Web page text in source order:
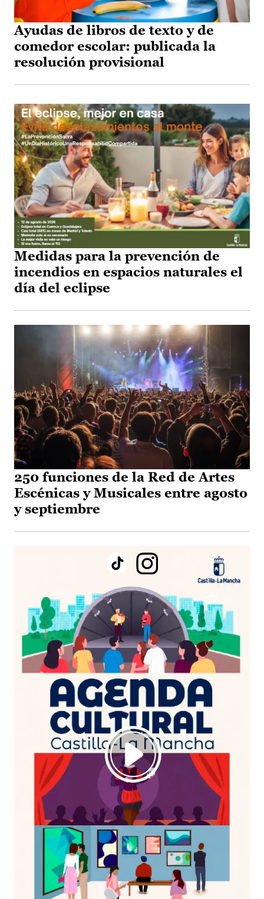
Ayudas de libros de texto y de
comedor escolar: publicada la
resolución provisional
Medidas para la prevención de
incendios en espacios naturales el
día del eclipse
250 funciones de la Red de Artes
Escénicas y Musicales entre agosto
y septiembre